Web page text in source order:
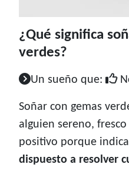
¿Qué significa
verdes?
Un sueño que:
Soñar con gemas
alguien sereno,
positivo porque
dispuesto a resolver